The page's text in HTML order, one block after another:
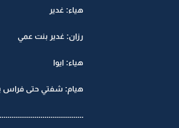
هياء: غدير
رزان: غدير بنت عمي
هياء: ايوا
هيام: شفتي حتى فراس
..